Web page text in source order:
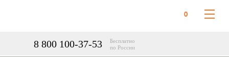
0
8 800 100-37-53
Бесплатно
по России